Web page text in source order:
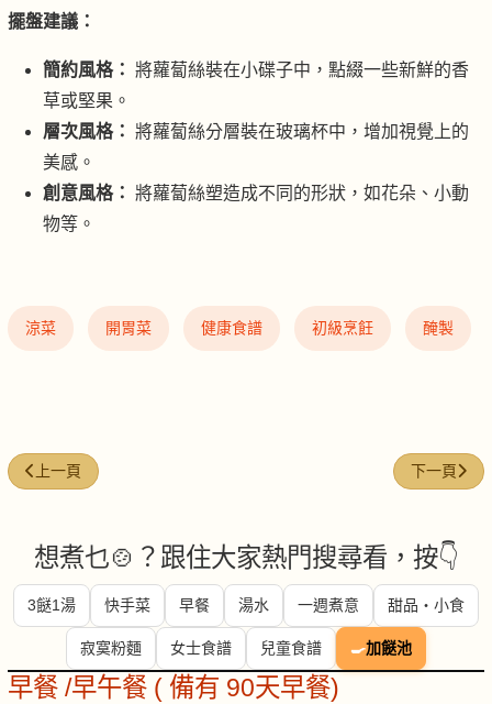
擺盤建議：
簡約風格： 將蘿蔔絲裝在小碟子中，點綴一些新鮮的香
草或堅果。
層次風格： 將蘿蔔絲分層裝在玻璃杯中，增加視覺上的
美感。
創意風格： 將蘿蔔絲塑造成不同的形狀，如花朵、小動
物等。
涼菜 開胃菜 健康食譜 初級烹飪 醃製
上一篇文章: 菠菜擂椒皮蛋
上一頁 下一篇文章
下一頁
想煮乜🍲？跟住大家熱門搜尋看，按👇
3餸1湯 快手菜 早餐 湯水 一週煮意 甜品・小食
寂寞粉麵 女士食譜 兒童食譜 🍳加餸池
早餐 /早午餐 ( 備有 90天早餐)